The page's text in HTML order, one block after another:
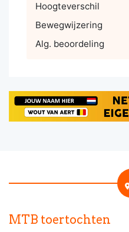
Hoogteverschil
Bewegwijzering
Alg. beoordeling
MTB toertochten